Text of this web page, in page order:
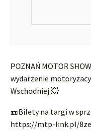
POZNAŃ MOTOR
wydarzenie
Wschodniej 💥
🎫Bilety na targi w
https://mtp-link.pl/